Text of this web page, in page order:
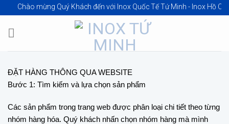
to
content
Chào mừng Quý Khách đến vớiInox Quốc Tế Tứ Minh - Inox Hồ Chí
ĐẶT HÀNG THÔNG QUA WEBSITE
Bước 1: Tìm kiếm và lựa chọn sản phẩm
Các sản phẩm trong trang web được phân loại chi tiết theo từng
nhóm hàng hóa. Quý khách nhấn chọn nhóm hàng mà mình